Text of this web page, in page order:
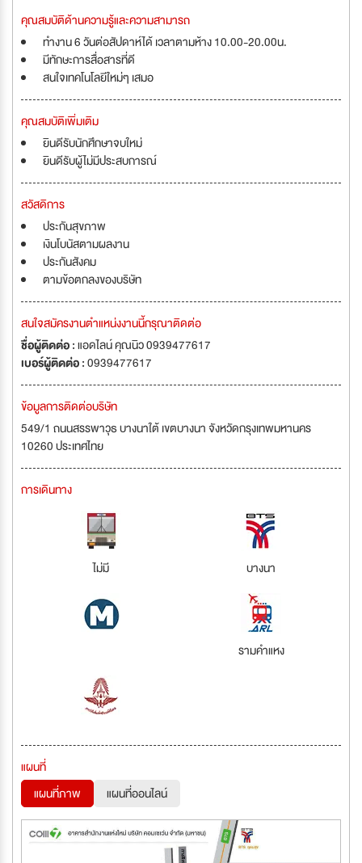
คุณสมบัติด้านความรู้และความสามารถ
ทำงาน 6 วันต่อสัปดาห์ได้ เวลาตามห้าง 10.00-20.00น.
มีทักษะการสื่อสารที่ดี
สนใจเทคโนโลยีใหม่ๆ เสมอ
คุณสมบัติเพิ่มเติม
ยินดีรับนักศึกษาจบใหม่
ยินดีรับผู้ไม่มีประสบการณ์
สวัสดิการ
ประกันสุขภาพ
เงินโบนัสตามผลงาน
ประกันสังคม
ตามข้อตกลงของบริษัท
สนใจสมัครงานตำแหน่งงานนี้กรุณาติดต่อ
ชื่อผู้ติดต่อ :แอดไลน์ คุณนิว 0939477617
เบอร์ผู้ติดต่อ :0939477617
ข้อมูลการติดต่อบริษัท
549/1 ถนนสรรพาวุธ บางนาใต้ เขตบางนา จังหวัดกรุงเทพมหานคร
10260 ประเทศไทย
การเดินทาง
ไม่มี บางนา
รามคำแหง
แผนที่
แผนที่ภาพ
แผนที่ออนไลน์